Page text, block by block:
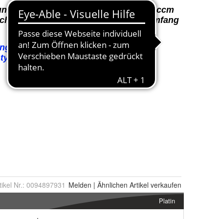
Nr.: 0094897931 Melden | Ähnlichen Artikel verkaufen
Platin